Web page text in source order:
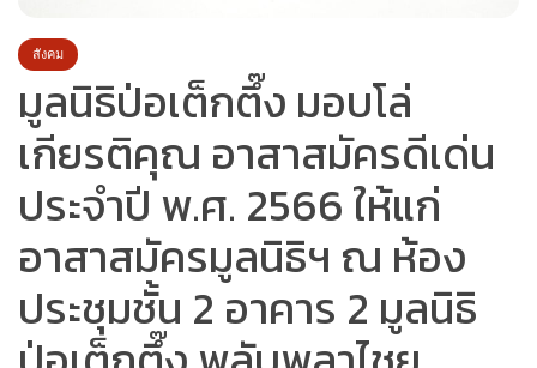
สังคม
มูลนิธิป่อเต็กตึ๊ง มอบโล่
เกียรติคุณ อาสาสมัครดีเด่น
ประจำปี พ.ศ. 2566 ให้แก่
อาสาสมัครมูลนิธิฯ ณ ห้อง
ประชุมชั้น 2 อาคาร 2 มูลนิธิ